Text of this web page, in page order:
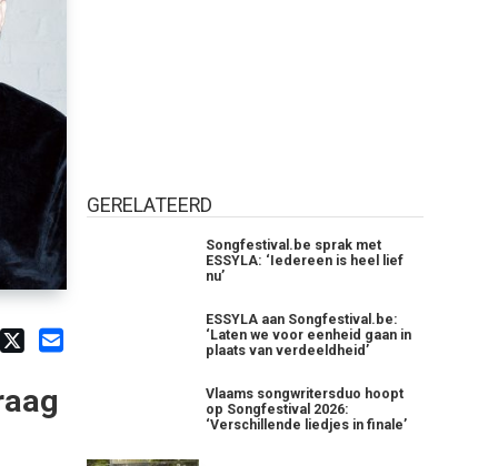
GERELATEERD
Songfestival.be sprak met
ESSYLA: ‘Iedereen is heel lief
nu’
ESSYLA aan Songfestival.be:
‘Laten we voor eenheid gaan in
plaats van verdeeldheid’
Vlaams songwritersduo hoopt
op Songfestival 2026:
‘Verschillende liedjes in finale’